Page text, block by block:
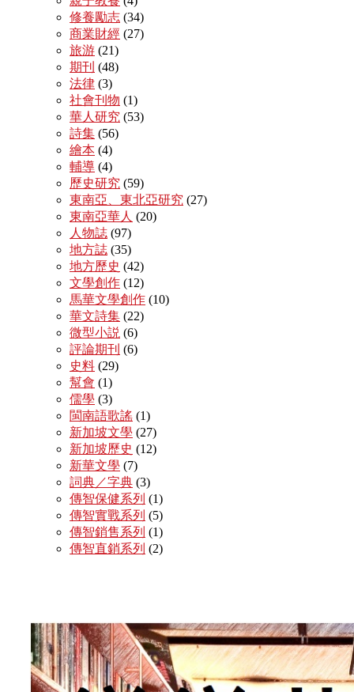
修養勵志 (34)
商業財經 (27)
旅游 (21)
期刊 (48)
法律 (3)
社會刊物 (1)
華人研究 (53)
詩集 (56)
繪本 (4)
輔導 (4)
歷史研究 (59)
東南亞、東北亞研究 (27)
東南亞華人 (20)
人物誌 (97)
地方誌 (35)
地方歷史 (42)
文學創作 (12)
馬華文學創作 (10)
華文詩集 (22)
微型小説 (6)
評論期刊 (6)
史料 (29)
幫會 (1)
儒學 (3)
閩南語歌謠 (1)
新加坡文學 (27)
新加坡歷史 (12)
新華文學 (7)
詞典／字典 (3)
傳智保健系列 (1)
傳智實戰系列 (5)
傳智銷售系列 (1)
傳智直銷系列 (2)